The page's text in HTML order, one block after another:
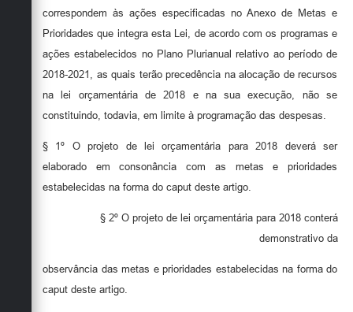
correspondem às ações especificadas no Anexo de Metas e
Prioridades que integra esta Lei, de acordo com os programas e
ações estabelecidos no Plano Plurianual relativo ao período de
2018-2021, as quais terão precedência na alocação de recursos
na lei orçamentária de 2018 e na sua execução, não se
constituindo, todavia, em limite à programação das despesas.
§ 1º O projeto de lei orçamentária para 2018 deverá ser
elaborado em consonância com as metas e prioridades
estabelecidas na forma do caput deste artigo.
§ 2º O projeto de lei orçamentária para 2018 conterá
demonstrativo da
observância das metas e prioridades estabelecidas na forma do
caput deste artigo.